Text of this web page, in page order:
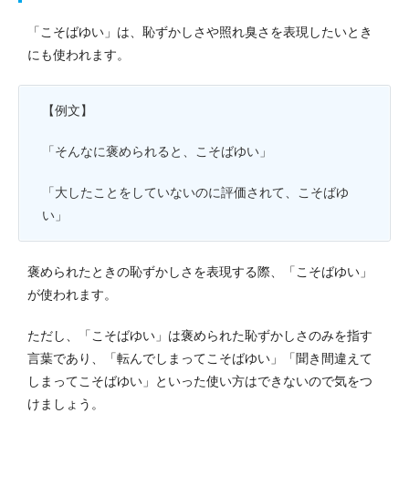
「こそばゆい」は、恥ずかしさや照れ臭さを表現したいとき
にも使われます。
【例文】
「そんなに褒められると、こそばゆい」
「大したことをしていないのに評価されて、こそばゆ
い」
褒められたときの恥ずかしさを表現する際、「こそばゆい」
が使われます。
ただし、「こそばゆい」は褒められた恥ずかしさのみを指す
言葉であり、「転んでしまってこそばゆい」「聞き間違えて
しまってこそばゆい」といった使い方はできないので気をつ
けましょう。